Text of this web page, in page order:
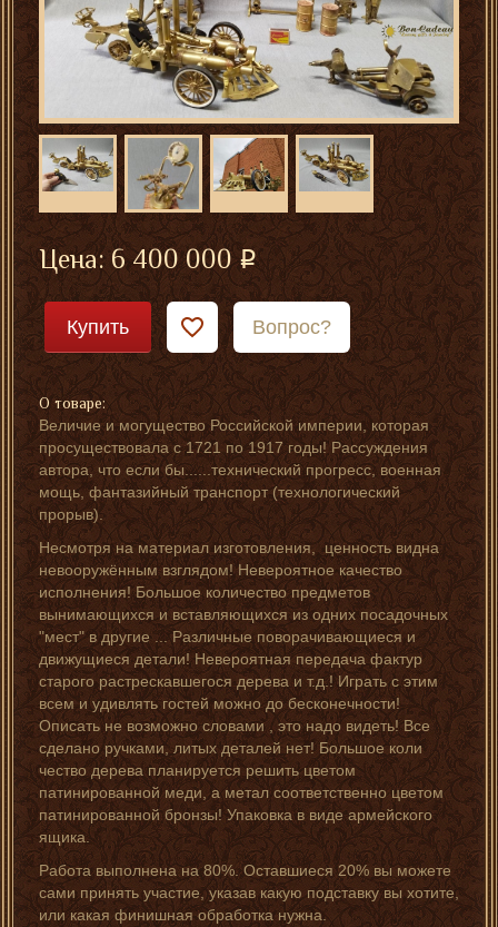
Цена:6 400 000
Купить Вопрос?
О товаре:
Величие и могущество Российской империи, которая
просуществовала с 1721 по 1917 годы! Рассуждения
автора, что если бы......технический прогресс, военная
мощь, фантазийный транспорт (технологический
прорыв).
Несмотря на материал изготовления, ценность видна
невооружённым взглядом! Невероятное качество
исполнения! Большое количество предметов
вынимающихся и вставляющихся из одних посадочных
"мест" в другие ... Различные поворачивающиеся и
движущиеся детали! Невероятная передача фактур
старого растрескавшегося дерева и т.д.! Играть с этим
всем и удивлять гостей можно до бесконечности!
Описать не возможно словами , это надо видеть! Все
сделано ручками, литых деталей нет! Большое коли
чество дерева планируется решить цветом
патинированной меди, а метал соответственно цветом
патинированной бронзы! Упаковка в виде армейского
ящика.
Работа выполнена на 80%. Оставшиеся 20% вы можете
сами принять участие, указав какую подставку вы хотите,
или какая финишная обработка нужна.